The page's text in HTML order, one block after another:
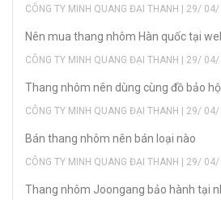
CÔNG TY MINH QUANG ĐẠI THANH | 29/
Nên mua thang nhôm Hàn quốc tại
CÔNG TY MINH QUANG ĐẠI THANH | 29/
Thang nhôm nên dùng cùng đồ bảo
CÔNG TY MINH QUANG ĐẠI THANH | 29/
Bán thang nhôm nên bán loại nào
CÔNG TY MINH QUANG ĐẠI THANH | 29/
Thang nhôm Joongang bảo hành tại